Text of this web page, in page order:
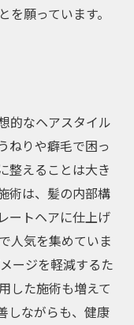
願っています。
的なヘアスタイル
ねりや癖毛で困っ
整えることは大き
術は、髪の内部構
ートヘアに仕上げ
人気を集めていま
ージを軽減するた
した施術も増えて
しながらも、健康